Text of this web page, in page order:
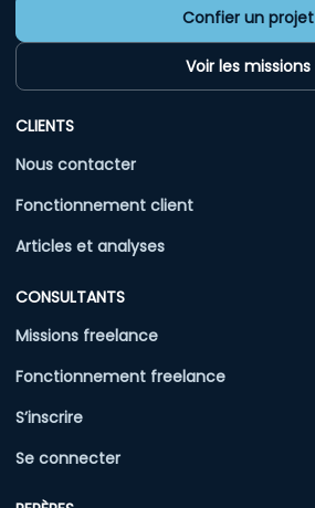
Confier un projet
Voir les missions
CLIENTS
Nous contacter
Fonctionnement client
Articles et analyses
CONSULTANTS
Missions freelance
Fonctionnement freelance
S’inscrire
Se connecter